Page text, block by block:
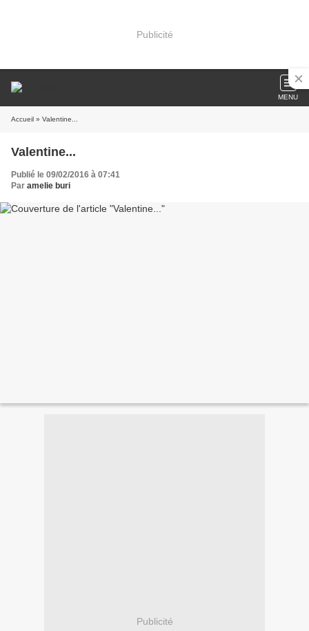
Publicité
MENU
Accueil » Valentine...
Valentine...
Publié le 09/02/2016 à 07:41
Par amelie buri
Publicité